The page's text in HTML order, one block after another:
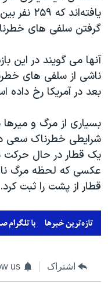
همایش محافظه‌کاران
صفحه‌های ویژه
گرفتن سلفی های
آنها می گویند در این
ناشی از سلفی های
بعد در آمریکا رخ داده
بسیاری از مرگ و
شرایطی خطرناک سعی
یک قطار در حال حرکت
عکسی که لحظه مرگ
قطار از پشت را ثبت کرد.
اشتراک us